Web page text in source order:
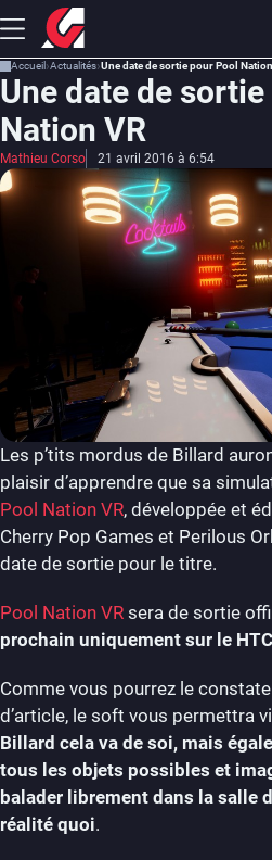
Accueil Actualités Une date de sortie pour Pool
Une date de sortie
Nation VR
Mathieu Corso 21 avril 2016 à 6:54
Les p’tits mordus de Billard
plaisir d’apprendre que sa
Pool Nation VR, développée et
Cherry Pop Games et Perilous
date de sortie pour le titre.
Pool Nation VR sera de sortie
prochain uniquement sur le
Comme vous pourrez le
d’article, le soft vous permettra
Billard cela va de soi, mais
tous les objets possibles et
balader librement dans la salle
réalité quoi.